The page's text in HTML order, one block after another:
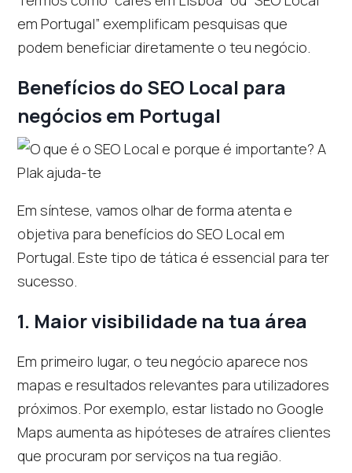
em Portugal” exemplificam pesquisas que
podem beneficiar diretamente o teu negócio.
Benefícios do SEO Local para
negócios em Portugal
Em síntese, vamos olhar de forma atenta e
objetiva para benefícios do SEO Local em
Portugal. Este tipo de tática é essencial para ter
sucesso.
1. Maior visibilidade na tua área
Em primeiro lugar, o teu negócio aparece nos
mapas e resultados relevantes para utilizadores
próximos. Por exemplo, estar listado no Google
Maps aumenta as hipóteses de atraíres clientes
que procuram por serviços na tua região.